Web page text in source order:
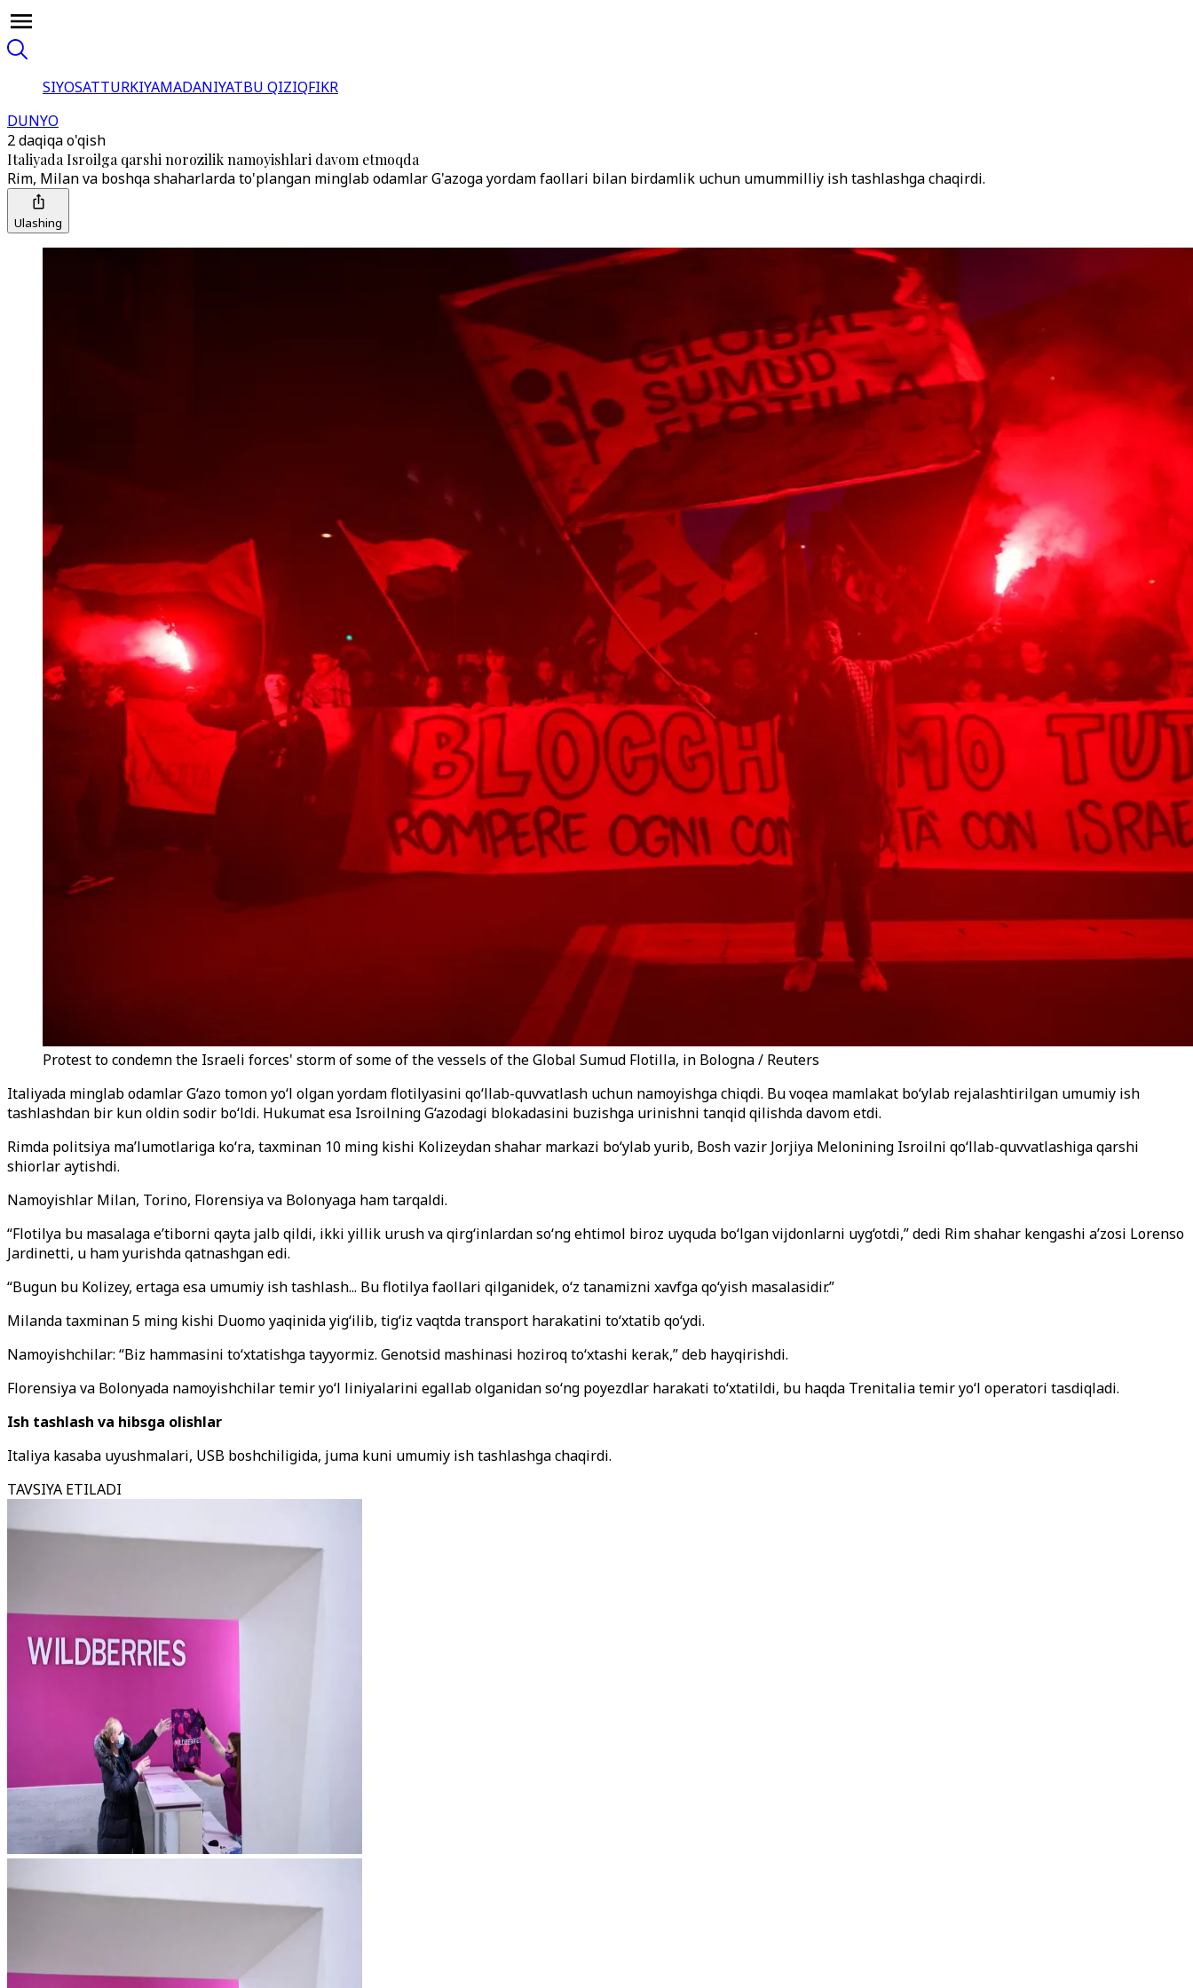
SIYOSATTURKIYAMADANIYATBU QIZIQFIKR
DUNYO
2 daqiqa o'qish
Italiyada Isroilga qarshi norozilik namoyishlari davom etmoqda
Rim, Milan va boshqa shaharlarda to'plangan minglab odamlar G'azoga yordam faollari bilan birdamlik uchun umummilliy ish tashlashga chaqirdi.
Ulashing
Protest to condemn the Israeli forces' storm of some of the vessels of the Global Sumud Flotilla, in Bologna / Reuters
Italiyada minglab odamlar G‘azo tomon yo‘l olgan yordam flotilyasini qo‘llab-quvvatlash uchun namoyishga chiqdi. Bu voqea mamlakat bo‘ylab rejalashtirilgan umumiy ish
tashlashdan bir kun oldin sodir bo‘ldi. Hukumat esa Isroilning G‘azodagi blokadasini buzishga urinishni tanqid qilishda davom etdi.
Rimda politsiya ma’lumotlariga ko‘ra, taxminan 10 ming kishi Kolizeydan shahar markazi bo‘ylab yurib, Bosh vazir Jorjiya Melonining Isroilni qo‘llab-quvvatlashiga qarshi
shiorlar aytishdi.
Namoyishlar Milan, Torino, Florensiya va Bolonyaga ham tarqaldi.
“Flotilya bu masalaga e’tiborni qayta jalb qildi, ikki yillik urush va qirg‘inlardan so‘ng ehtimol biroz uyquda bo‘lgan vijdonlarni uyg‘otdi,” dedi Rim shahar kengashi a’zosi Lorenso
Jardinetti, u ham yurishda qatnashgan edi.
“Bugun bu Kolizey, ertaga esa umumiy ish tashlash... Bu flotilya faollari qilganidek, o‘z tanamizni xavfga qo‘yish masalasidir.”
Milanda taxminan 5 ming kishi Duomo yaqinida yig‘ilib, tig‘iz vaqtda transport harakatini to‘xtatib qo‘ydi.
Namoyishchilar: “Biz hammasini to‘xtatishga tayyormiz. Genotsid mashinasi hoziroq to‘xtashi kerak,” deb hayqirishdi.
Florensiya va Bolonyada namoyishchilar temir yo‘l liniyalarini egallab olganidan so‘ng poyezdlar harakati to‘xtatildi, bu haqda Trenitalia temir yo‘l operatori tasdiqladi.
Ish tashlash va hibsga olishlar
Italiya kasaba uyushmalari, USB boshchiligida, juma kuni umumiy ish tashlashga chaqirdi.
TAVSIYA ETILADI